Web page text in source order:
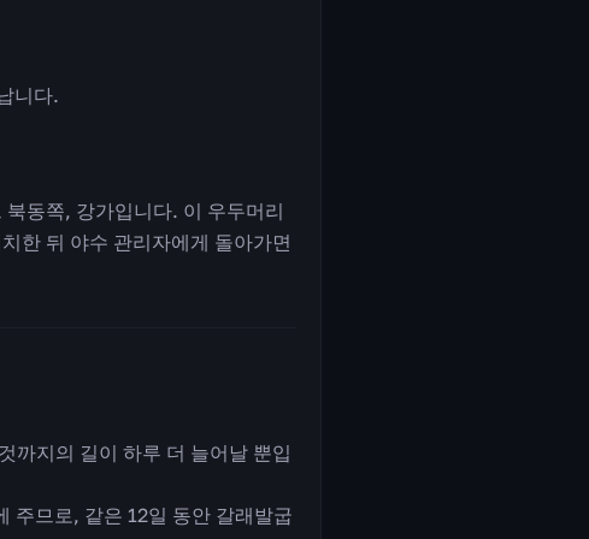
니다.
동쪽, 강가입니다. 이 우두머리
한 뒤 야수 관리자에게 돌아가면
까지의 길이 하루 더 늘어날 뿐입
주므로, 같은 12일 동안 갈래발굽